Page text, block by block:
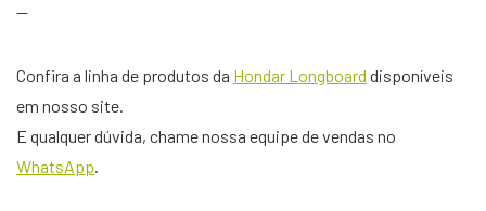
—
Confira a linha de produtos da Hondar Longboard disponíveis
em nosso site.
E qualquer dúvida, chame nossa equipe de vendas no
WhatsApp.